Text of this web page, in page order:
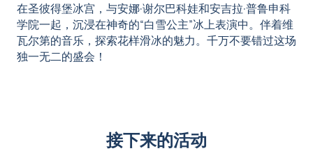
在圣彼得堡冰宫，与安娜·谢尔巴科娃和安吉拉·普鲁申科
学院一起，沉浸在神奇的“白雪公主”冰上表演中。伴着维
瓦尔第的音乐，探索花样滑冰的魅力。千万不要错过这场
独一无二的盛会！
接下来的活动